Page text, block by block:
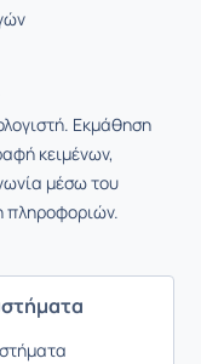
Εκμάθηση
κειμένων,
μέσω του
πληροφοριών.